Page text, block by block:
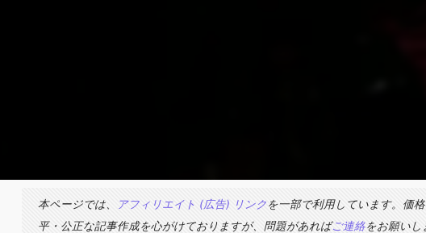
本ページでは、 アフィリエイト (広告) リンクを一部で利用しています。価
平・公正な記事作成を心がけておりますが、問題があればご連絡をお願いし